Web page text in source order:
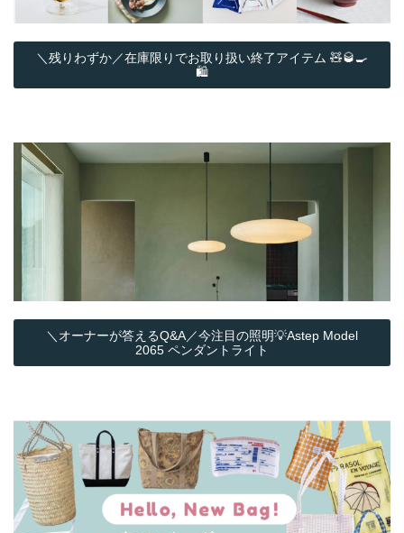
＼残りわずか／在庫限りでお取り扱い終了アイテム 🧸🥃🍳
🛍️
＼オーナーが答えるQ&A／今注目の照明💡Astep Model
2065 ペンダントライト